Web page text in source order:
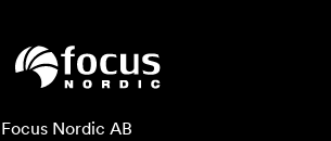
Focus Nordic AB